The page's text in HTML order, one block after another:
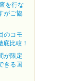
を行な
がご協
のコモ
底比較！
が限定
きる国